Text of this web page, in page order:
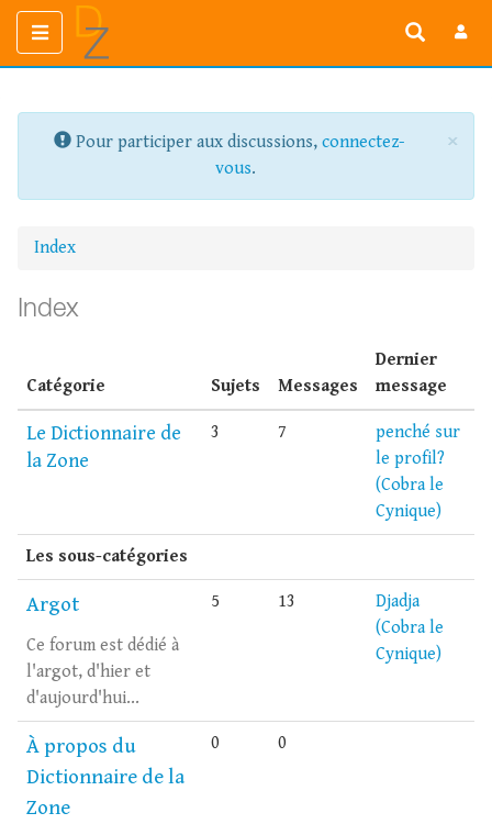
Toggle
navigation
Toggle
×
Pour participer aux discussions, connectez-
vous.
Index
Index
Catégorie Sujets Messages
Dernier
message
Le Dictionnaire de
la Zone
3 7
penché sur
le profil?
(Cobra le
Cynique)
Les sous-catégories
Argot
Ce forum est dédié à
l'argot, d'hier et
d'aujourd'hui...
5 13
Djadja
(Cobra le
Cynique)
À propos du
Dictionnaire de la
Zone
0 0